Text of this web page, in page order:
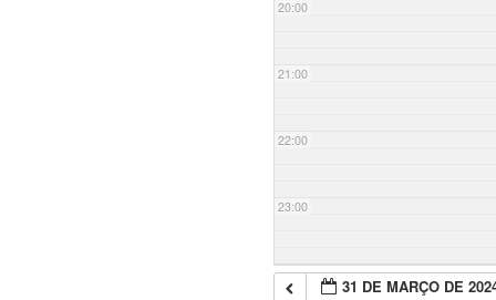
20:00
21:00
22:00
23:00
31 DE MARÇO DE